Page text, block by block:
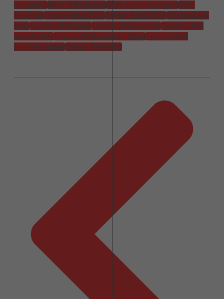
notranjostRAV4 PHEV dosegRAV4 šesta generacijaRAV4
SlovenijaToyota RAV4 2025Toyota RAV4 2026Toyota RAV4
cenaToyota RAV4 hibridToyota RAV4 opremaToyota RAV4
predstavitevToyota RAV4 priključni hibridToyota RAV4
tehnični podatkiToyota RAV4 test